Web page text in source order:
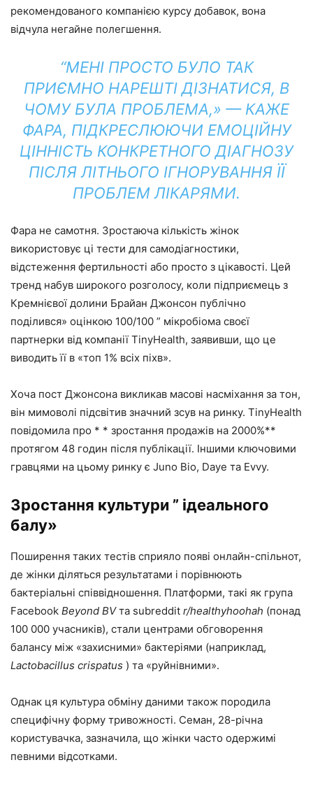
рекомендованого компанією курсу добавок, вона
відчула негайне полегшення.
“МЕНІ ПРОСТО БУЛО ТАК
ПРИЄМНО НАРЕШТІ ДІЗНАТИСЯ, В
ЧОМУ БУЛА ПРОБЛЕМА,» — КАЖЕ
ФАРА, ПІДКРЕСЛЮЮЧИ ЕМОЦІЙНУ
ЦІННІСТЬ КОНКРЕТНОГО ДІАГНОЗУ
ПІСЛЯ ЛІТНЬОГО ІГНОРУВАННЯ ЇЇ
ПРОБЛЕМ ЛІКАРЯМИ.
Фара не самотня. Зростаюча кількість жінок
використовує ці тести для самодіагностики,
відстеження фертильності або просто з цікавості. Цей
тренд набув широкого розголосу, коли підприємець з
Кремнієвої долини Брайан Джонсон публічно
поділився» оцінкою 100/100 ” мікробіома своєї
партнерки від компанії TinyHealth, заявивши, що це
виводить її в «топ 1% всіх піхв».
Хоча пост Джонсона викликав масові насміхання за тон,
він мимоволі підсвітив значний зсув на ринку. TinyHealth
повідомила про * * зростання продажів на 2000%**
протягом 48 годин після публікації. Іншими ключовими
гравцями на цьому ринку є Juno Bio, Daye та Evvy.
Зростання культури ” ідеального
балу»
Поширення таких тестів сприяло появі онлайн-спільнот,
де жінки діляться результатами і порівнюють
бактеріальні співвідношення. Платформи, такі як група
Facebook Beyond BVта subreddit r/healthyhoohah (понад
100 000 учасників), стали центрами обговорення
балансу між «захисними» бактеріями (наприклад,
Lactobacillus crispatus ) та «руйнівними».
Однак ця культура обміну даними також породила
специфічну форму тривожності. Семан, 28-річна
користувачка, зазначила, що жінки часто одержимі
певними відсотками.